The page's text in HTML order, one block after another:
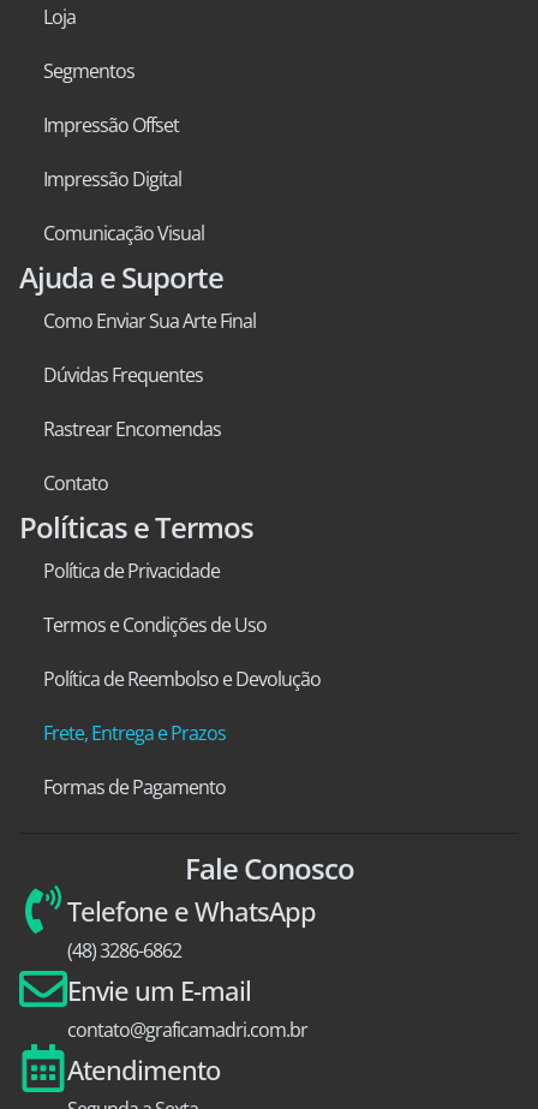
Loja
Segmentos
Impressão Offset
Impressão Digital
Comunicação Visual
Ajuda e Suporte
Como Enviar Sua Arte Final
Dúvidas Frequentes
Rastrear Encomendas
Contato
Políticas e Termos
Política de Privacidade
Termos e Condições de Uso
Política de Reembolso e Devolução
Frete, Entrega e Prazos
Formas de Pagamento
Fale Conosco
Telefone e WhatsApp
(48) 3286-6862
Envie um E-mail
contato@graficamadri.com.br
Atendimento